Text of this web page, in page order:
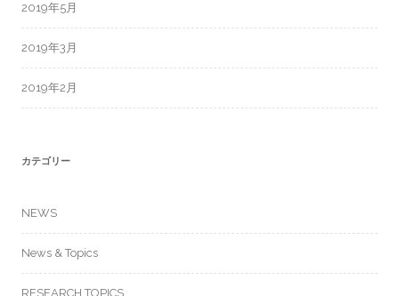
2019年5月
2019年3月
2019年2月
カテゴリー
NEWS
News & Topics
RESEARCH TOPICS